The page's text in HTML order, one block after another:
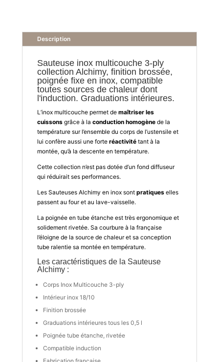
Description
Sauteuse inox multicouche 3-ply
collection Alchimy, finition brossée,
poignée fixe en inox, compatible
toutes sources de chaleur dont
l'induction. Graduations intérieures.
L’inox multicouche permet de maîtriser les
cuissonsgrâce à la conduction homogènede la
température sur l’ensemble du corps de l’ustensile et
lui confère aussi une forte réactivitétant à la
montée, qu’à la descente en température.
Cette collection n’est pas dotée d’un fond diffuseur
qui réduirait ses performances.
Les Sauteuses Alchimy en inox sont pratiqueselles
passent au four et au lave-vaisselle.
La poignée en tube étanche est très ergonomique et
solidement rivetée. Sa courbure à la française
l’éloigne de la source de chaleur et sa conception
tube ralentie sa montée en température.
Les caractéristiques de la Sauteuse
Alchimy :
Corps Inox Multicouche 3-ply
Intérieur inox 18/10
Finition brossée
Graduations intérieures tous les 0,5 l
Poignée tube étanche, rivetée
Compatible induction